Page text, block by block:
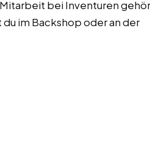
bei Inventuren
im Backshop oder an der